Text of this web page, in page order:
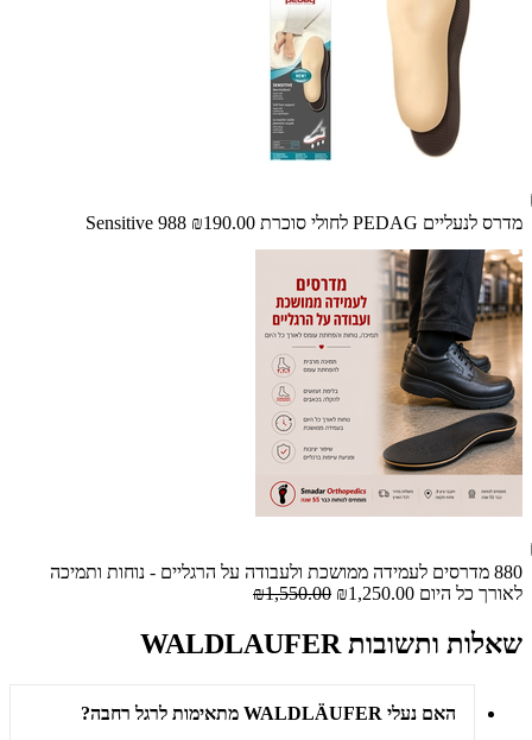
מדרס לנעליים PEDAG לחולי סוכרת Sensitive 988 ₪190.00
880 מדרסים לעמידה ממושכת ולעבודה על הרגליים - נוחות ותמיכה
לאורך כל היום ₪1,250.00
₪1,550.00
שאלות ותשובות WALDLAUFER
האם נעלי WALDLÄUFER מתאימות לרגל רחבה?